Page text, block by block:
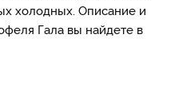
холодных. Описание и
Гала вы найдете в